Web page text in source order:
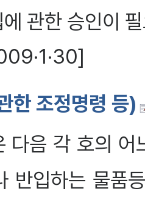
관한 승인이
한 조정명령 등)
다음 각 호의
반입하는 물품